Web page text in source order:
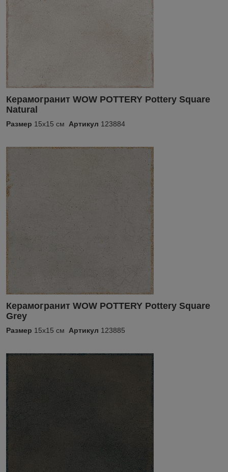
Керамогранит WOW POTTERY Pottery Square
Natural
Размер 15x15 см Артикул 123884
Керамогранит WOW POTTERY Pottery Square
Grey
Размер 15x15 см Артикул 123885